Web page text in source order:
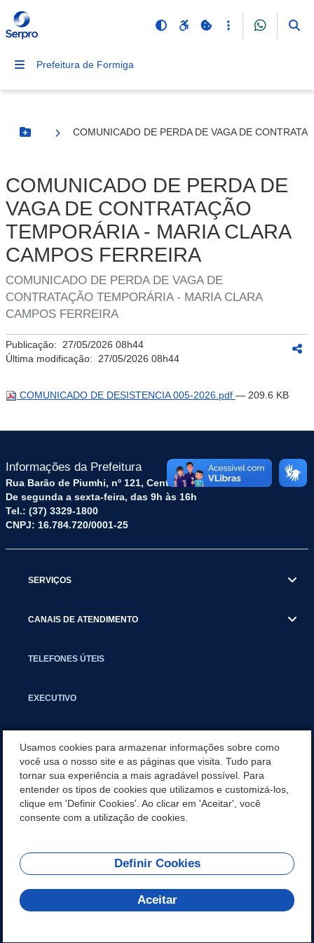
Prefeitura de Formiga
Botão Menu
COMUNICADO DE PERDA DE VAGA DE
COMUNICADO DE PERDA DE
VAGA DE CONTRATAÇÃO
TEMPORÁRIA - MARIA CLARA
CAMPOS FERREIRA
COMUNICADO DE PERDA DE VAGA DE
CONTRATAÇÃO TEMPORÁRIA - MARIA CLARA
CAMPOS FERREIRA
Publicação: 27/05/2026 08h44
Última modificação: 27/05/2026 08h44
COMUNICADO DE DESISTENCIA 005-2026.pdf — 209.6 KB
Informações da Prefeitura
Rua Barão de Piumhi, nº 121, Centro – CEP: 35570-128
De segunda a sexta-feira, das 9h às 16h
Tel.: (37) 3329-1800
CNPJ: 16.784.720/0001-25
SERVIÇOS
CANAIS DE ATENDIMENTO
TELEFONES ÚTEIS
EXECUTIVO
APLICATIVO
SECRETARIAS
REDES SOCIAIS
Usamos cookies para armazenar informações sobre como
você usa o nosso site e as páginas que visita. Tudo para
tornar sua experiência a mais agradável possível. Para
entender os tipos de cookies que utilizamos e customizá-los,
clique em 'Definir Cookies'. Ao clicar em 'Aceitar', você
consente com a utilização de cookies.
Definir Cookies
Aceitar